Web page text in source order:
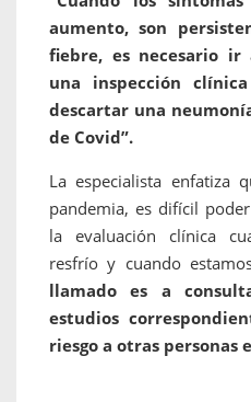
aumento, son
fiebre, es necesario
una inspección
descartar una
de Covid”.
La especialista enfatiza
pandemia, es difícil
la evaluación clínica
resfrío y cuando
llamado es a
estudios
riesgo a otras personas